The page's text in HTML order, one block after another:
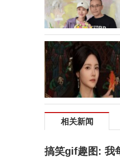
相关新闻
搞笑gif趣图: 我